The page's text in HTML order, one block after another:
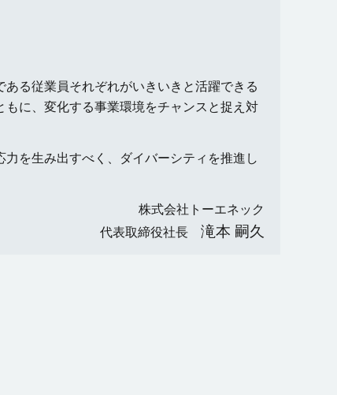
る従業員それぞれがいきいきと活躍できる
に、変化する事業環境をチャンスと捉え対
を生み出すべく、ダイバーシティを推進し
株式会社トーエネック
代表取締役社長 滝本 嗣久